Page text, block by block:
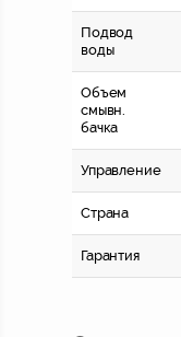
Подвод
воды
Объем
смывн.
бачка
Управление
Страна
Гарантия